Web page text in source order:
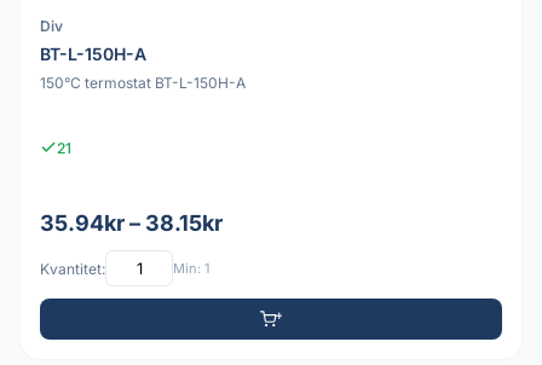
Div
BT-L-150H-A
150°C termostat BT-L-150H-A
21
35.94kr – 38.15kr
Kvantitet: Min: 1